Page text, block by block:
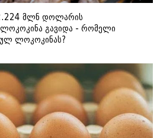
მლნ დოლარის
გავიდა - რომელი
ლოკოკინას?